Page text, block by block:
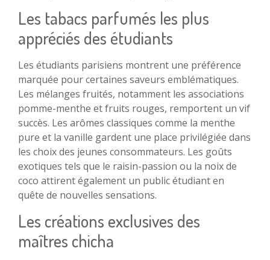
Les tabacs parfumés les plus
appréciés des étudiants
Les étudiants parisiens montrent une préférence
marquée pour certaines saveurs emblématiques.
Les mélanges fruités, notamment les associations
pomme-menthe et fruits rouges, remportent un vif
succès. Les arômes classiques comme la menthe
pure et la vanille gardent une place privilégiée dans
les choix des jeunes consommateurs. Les goûts
exotiques tels que le raisin-passion ou la noix de
coco attirent également un public étudiant en
quête de nouvelles sensations.
Les créations exclusives des
maîtres chicha